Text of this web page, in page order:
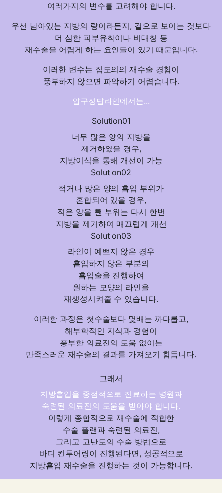
여러가지의 변수를 고려해야 합니다.
우선 남아있는 지방의 량이라든지, 겉으로 보이는 것보다
더 심한 피부유착이나 비대칭 등
재수술을 어렵게 하는 요인들이 있기 때문입니다.
이러한 변수는 집도의의 재수술 경험이
풍부하지 않으면 파악하기 어렵습니다.
압구정탑라인에서는...
Solution01
너무 많은 양의 지방을
제거하였을 경우,
지방이식을 통해 개선이 가능
Solution02
적거나 많은 양의 흡입 부위가
혼합되어 있을 경우,
적은 양을 뺀 부위는 다시 한번
지방을 제거하여 매끄럽게 개선
Solution03
라인이 예쁘지 않은 경우
흡입하지 않은 부분의
흡입술을 진행하여
원하는 모양의 라인을
재생성시켜줄 수 있습니다.
이러한 과정은 첫수술보다 몇배는 까다롭고,
해부학적인 지식과 경험이
풍부한 의료진의 도움 없이는
만족스러운 재수술의 결과를 가져오기 힘듭니다.
그래서
지방흡입을 중점적으로 진료하는 병원과
숙련된 의료진의 도움을 받아야 합니다.
이렇게 종합적으로 재수술에 적합한
수술 플랜과 숙련된 의료진,
그리고 고난도의 수술 방법으로
바디 컨투어링이 진행된다면, 성공적으로
지방흡입 재수술을 진행하는 것이 가능합니다.